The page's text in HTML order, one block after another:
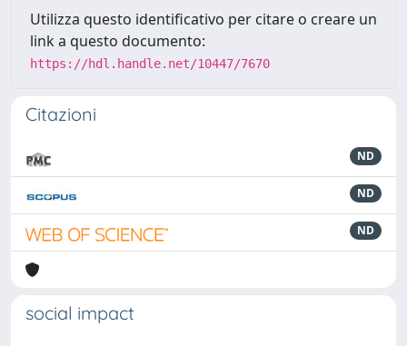
Utilizza questo identificativo per citare o creare un
link a questo documento:
https://hdl.handle.net/10447/7670
Citazioni
ND
ND
ND
social impact